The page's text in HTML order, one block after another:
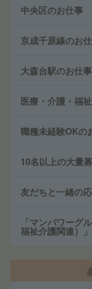
中央区のお仕事
京成千原線のお
大森台駅のお仕事
医療・介護・福
職種未経験OKの
10名以上の大量
友だちと一緒の
「マンパワー
福祉介護関連）